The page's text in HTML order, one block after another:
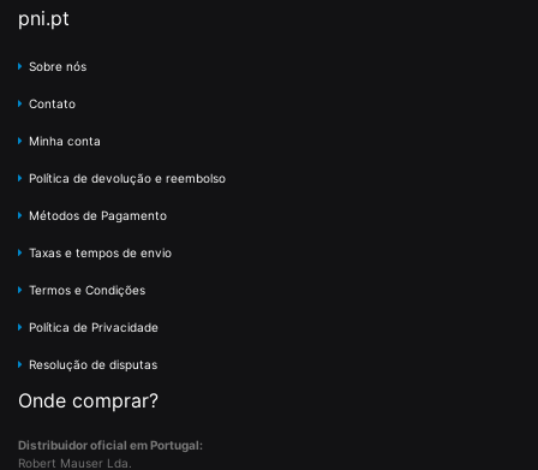
pni.pt
Sobre nós
Contato
Minha conta
Política de devolução e reembolso
Métodos de Pagamento
Taxas e tempos de envio
Termos e Condições
Política de Privacidade
Resolução de disputas
Onde comprar?
Distribuidor oficial em Portugal:
Robert Mauser Lda.